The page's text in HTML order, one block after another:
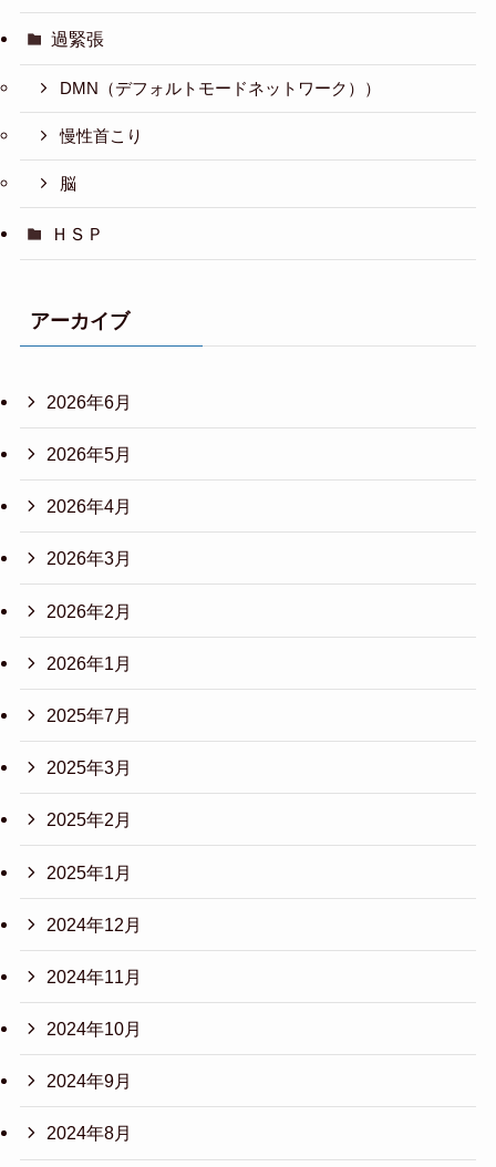
過緊張
DMN（デフォルトモードネットワーク））
慢性首こり
脳
ＨＳＰ
アーカイブ
2026年6月
2026年5月
2026年4月
2026年3月
2026年2月
2026年1月
2025年7月
2025年3月
2025年2月
2025年1月
2024年12月
2024年11月
2024年10月
2024年9月
2024年8月